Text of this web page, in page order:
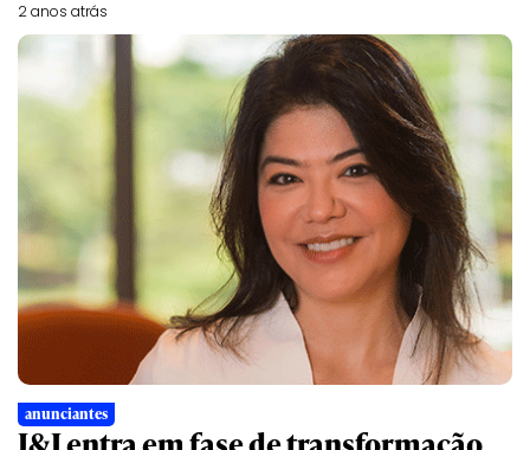
2 anos atrás
anunciantes